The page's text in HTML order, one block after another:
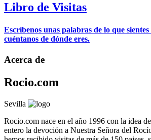
Libro de Visitas
Escríbenos unas palabras de lo que
cuéntanos de dónde eres.
Acerca de
Rocio.com
Sevilla
Rocio.com nace en el año 1996 con la idea
entero la devoción a Nuestra Señora del